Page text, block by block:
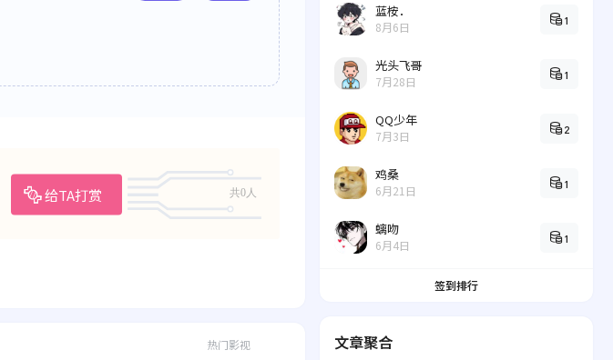
给TA打赏 共0人
热门影视
蓝桉．
8月6日 1
光头飞哥
7月28日 1
QQ少年
7月3日 2
鸡桑
6月21日 1
螭吻
6月4日 1
签到排行
文章聚合